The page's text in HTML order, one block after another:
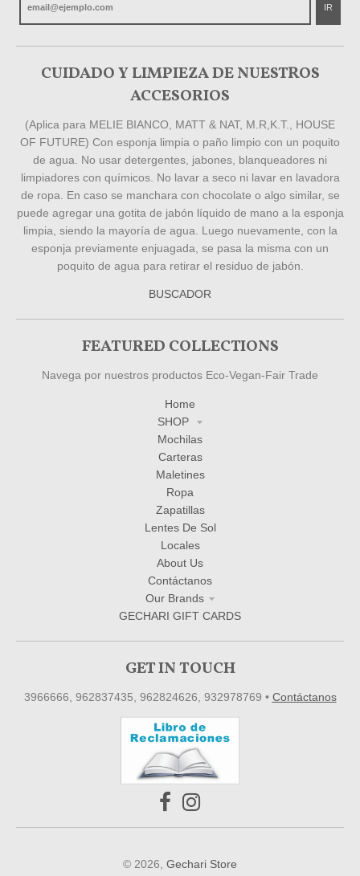
IR
CUIDADO Y LIMPIEZA DE NUESTROS
ACCESORIOS
(Aplica para MELIE BIANCO, MATT & NAT, M.R,K.T., HOUSE
OF FUTURE) Con esponja limpia o paño limpio con un poquito
de agua. No usar detergentes, jabones, blanqueadores ni
limpiadores con químicos. No lavar a seco ni lavar en lavadora
de ropa. En caso se manchara con chocolate o algo similar, se
puede agregar una gotita de jabón líquido de mano a la esponja
limpia, siendo la mayoría de agua. Luego nuevamente, con la
esponja previamente enjuagada, se pasa la misma con un
poquito de agua para retirar el residuo de jabón.
BUSCADOR
FEATURED COLLECTIONS
Navega por nuestros productos Eco-Vegan-Fair Trade
Home
SHOP
Mochilas
Carteras
Maletines
Ropa
Zapatillas
Lentes De Sol
Locales
About Us
Contáctanos
Our Brands
GECHARI GIFT CARDS
GET IN TOUCH
3966666, 962837435, 962824626, 932978769 • Contáctanos
© 2026, Gechari Store